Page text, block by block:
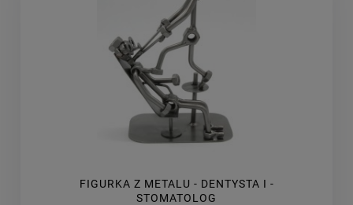
FIGURKA Z METALU - DENTYSTA I -
STOMATOLOG